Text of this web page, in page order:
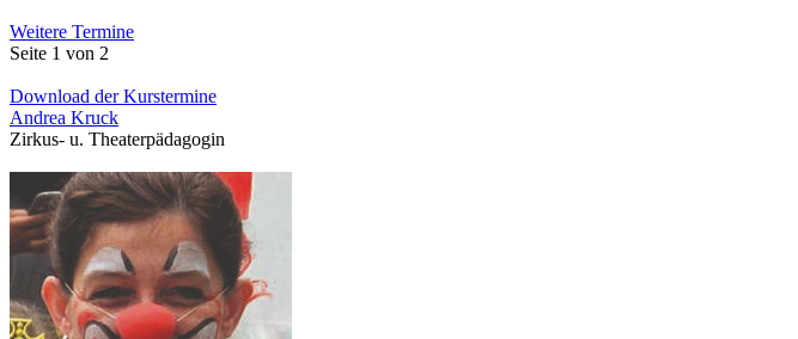
Weitere Termine
Seite 1 von 2
Download der Kurstermine
Andrea Kruck
Zirkus- u. Theaterpädagogin